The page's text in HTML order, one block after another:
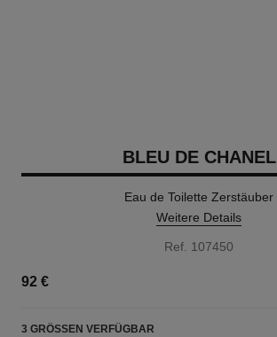
BLEU DE CHANEL
Eau de Toilette Zerstäuber
Weitere Details
Ref. 107450
92 €
3 GRÖSSEN VERFÜGBAR